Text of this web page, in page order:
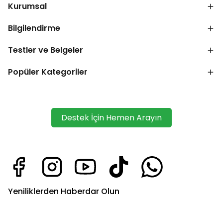
Kurumsal
Bilgilendirme
Testler ve Belgeler
Popüler Kategoriler
Destek İçin Hemen Arayın
Yeniliklerden Haberdar Olun